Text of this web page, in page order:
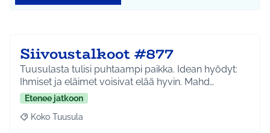
Siivoustalkoot #877
Tuusulasta tulisi puhtaampi paikka. Idean hyödyt:
Ihmiset ja eläimet voisivat elää hyvin. Mahd…
Etenee jatkoon
Rajaa tulokset aihepiirin mukaan: Koko Tuusula
Koko Tuusula